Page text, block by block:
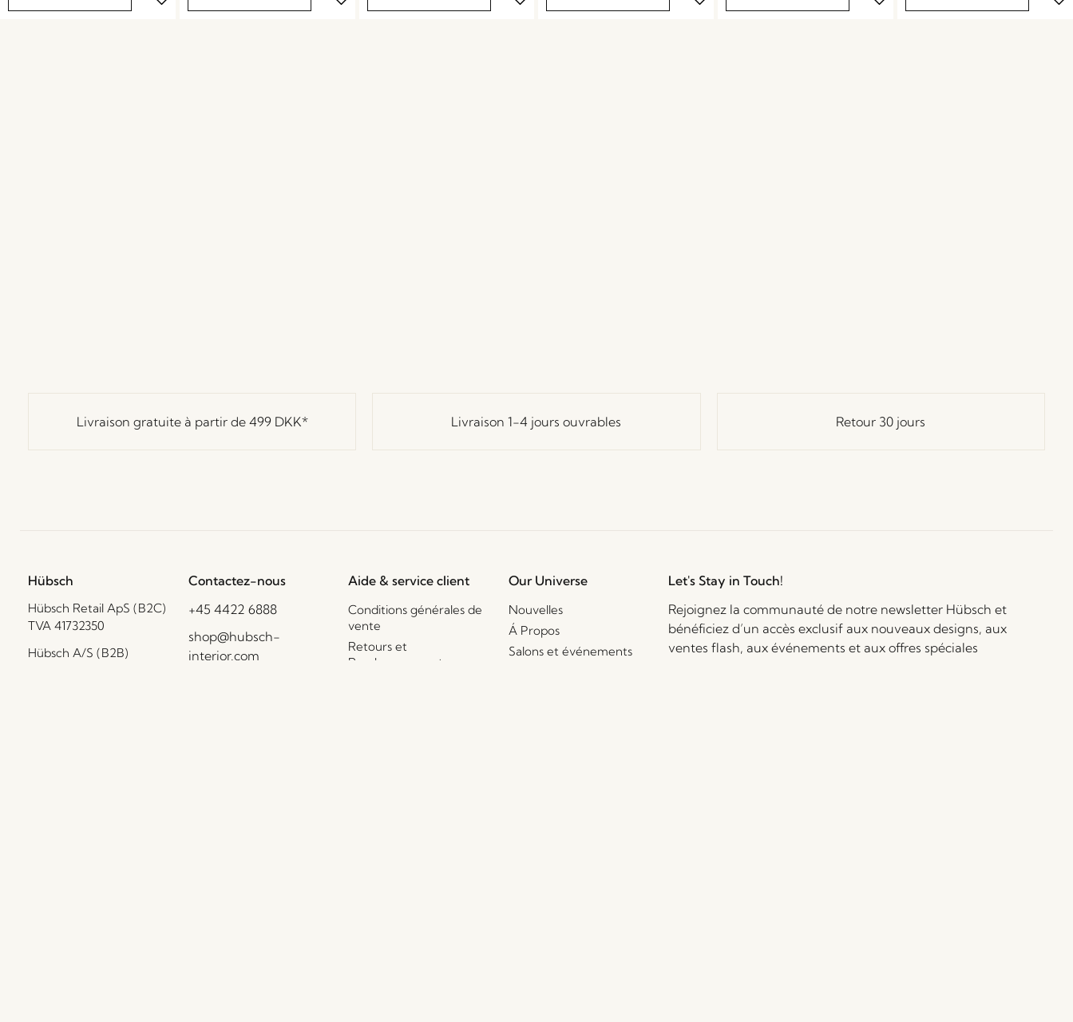
Livraison gratuite à partir de 499 DKK* Livraison 1-4 jours ouvrables Retour 30 jours
Hübsch
Hübsch Retail ApS (B2C)
TVA 41732350
Hübsch A/S (B2B)
Contactez-nous
+45 4422 6888
shop@hubsch-
interior.com
Aide & service client
Conditions générales de
vente
Retours et
Remboursements
Our Universe
Nouvelles
Á Propos
Salons et événements
Let's Stay in Touch!
Rejoignez la communauté de notre newsletter Hübsch et
bénéficiez d’un accès exclusif aux nouveaux designs, aux
ventes flash, aux événements et aux offres spéciales